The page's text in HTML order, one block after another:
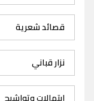
قصائد شعرية
نزار قباني